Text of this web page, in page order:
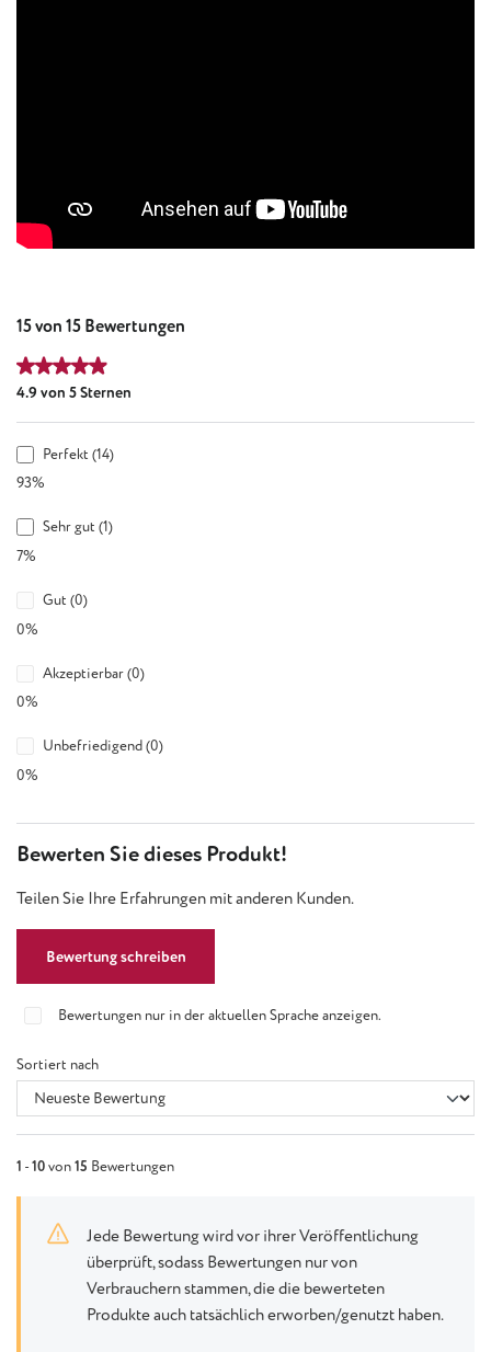
15 von 15 Bewertungen
Durchschnittliche Bewertung von 4.9 von 5 Sternen
4.9 von 5 Sternen
Perfekt (14)
93%
Sehr gut (1)
7%
Gut (0)
0%
Akzeptierbar (0)
0%
Unbefriedigend (0)
0%
Bewerten Sie dieses Produkt!
Teilen Sie Ihre Erfahrungen mit anderen Kunden.
Bewertung schreiben
Bewertungen nur in der aktuellen Sprache anzeigen.
Sortiert nach
1 -10von15 Bewertungen
Jede Bewertung wird vor ihrer Veröffentlichung
überprüft, sodass Bewertungen nur von
Verbrauchern stammen, die die bewerteten
Produkte auch tatsächlich erworben/genutzt haben.